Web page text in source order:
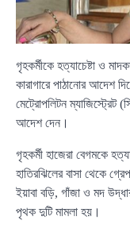
গৃহকর্মীকে হত্যাচেষ্টা ও
কারাগারে পাঠানোর আদেশ
মেট্রোপলিটন
আদেশ দেন।
গৃহকর্মী হাজেরা বেগমকে
হাতিরঝিলের বাসা থেকে
ইয়াবা বড়ি, গাঁজা ও মদ
পৃথক দুটি মামলা হয়।